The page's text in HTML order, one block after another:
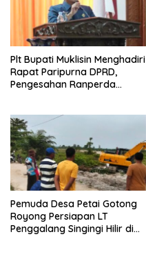
Plt Bupati Muklisin Menghadiri
Rapat Paripurna DPRD,
Pengesahan Ranperda
Pemuda Desa Petai Gotong
Royong Persiapan LT
Penggalang Singingi Hilir di